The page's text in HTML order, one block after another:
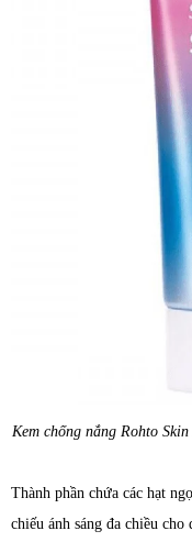
Kem chống nắng Rohto
Thành phần chứa các hạt
chiếu ánh sáng đa chiều